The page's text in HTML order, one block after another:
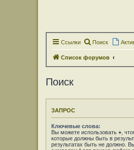
Ссылки Поиск
Список форумов
Поиск
ЗАПРОС
Ключевые слова:
Вы можете использовать + ,
которые должны быть в
результатах быть не должно.